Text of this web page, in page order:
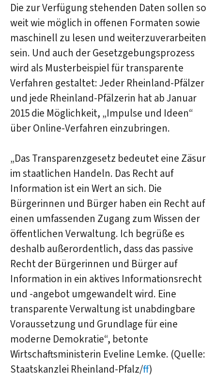
Die zur Verfügung stehenden Daten sollen so
weit wie möglich in offenen Formaten sowie
maschinell zu lesen und weiterzuverarbeiten
sein. Und auch der Gesetzgebungsprozess
wird als Musterbeispiel für transparente
Verfahren gestaltet: Jeder Rheinland-Pfälzer
und jede Rheinland-Pfälzerin hat ab Januar
2015 die Möglichkeit, „Impulse und Ideen“
über Online-Verfahren einzubringen.
„Das Transparenzgesetz bedeutet eine Zäsur
im staatlichen Handeln. Das Recht auf
Information ist ein Wert an sich. Die
Bürgerinnen und Bürger haben ein Recht auf
einen umfassenden Zugang zum Wissen der
öffentlichen Verwaltung. Ich begrüße es
deshalb außerordentlich, dass das passive
Recht der Bürgerinnen und Bürger auf
Information in ein aktives Informationsrecht
und -angebot umgewandelt wird. Eine
transparente Verwaltung ist unabdingbare
Voraussetzung und Grundlage für eine
moderne Demokratie“, betonte
Wirtschaftsministerin Eveline Lemke. (Quelle:
Staatskanzlei Rheinland-Pfalz/ff)